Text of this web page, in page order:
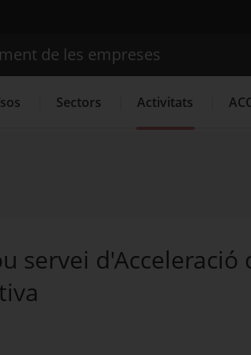
de les empreses
Sectors Activitats
servei d'Acceleració